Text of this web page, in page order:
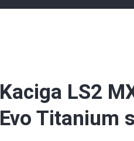
Kaciga LS2
Evo Titanium